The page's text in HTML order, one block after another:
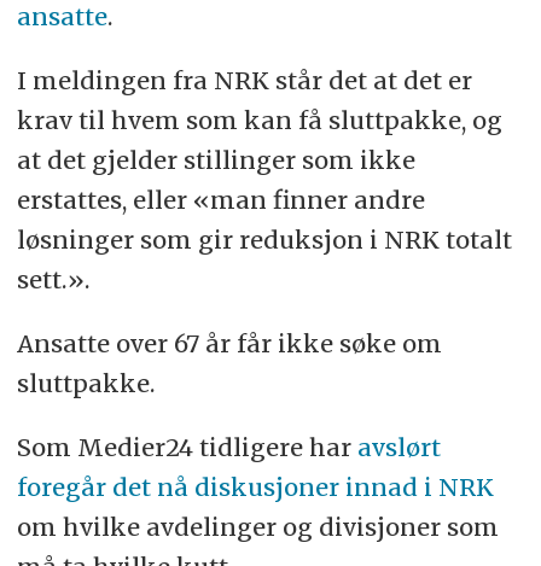
ansatte.
I meldingen fra NRK står det at det er
krav til hvem som kan få sluttpakke, og
at det gjelder stillinger som ikke
erstattes, eller «man finner andre
løsninger som gir reduksjon i NRK totalt
sett.».
Ansatte over 67 år får ikke søke om
sluttpakke.
Som Medier24 tidligere har avslørt
foregår det nå diskusjoner innad i NRK
om hvilke avdelinger og divisjoner som